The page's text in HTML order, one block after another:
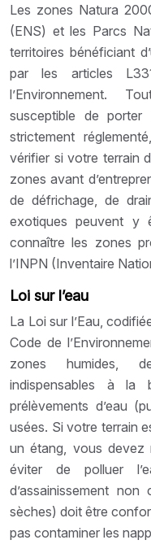
Les zones Natura
(ENS) et les Parcs
territoires bénéficiant
par les articles
l’Environnement.
susceptible de porter
strictement
vérifier si votre terrain
zones avant
de défrichage, de
exotiques peuvent y
connaître les zones
l’INPN (Inventaire
Loi sur l’eau
La Loi sur l’Eau,
Code de
zones humides,
indispensables à la
prélèvements d’eau
usées. Si votre terrain
un étang, vous devez
éviter de polluer
d’assainissement
sèches) doit être
pas contaminer les